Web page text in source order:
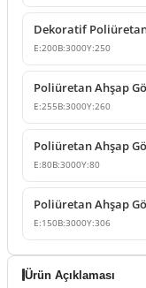
E:200B:3000Y:250
E:255B:3000Y:260
E:80B:3000Y:80
E:150B:3000Y:306
Ürün Açıklaması